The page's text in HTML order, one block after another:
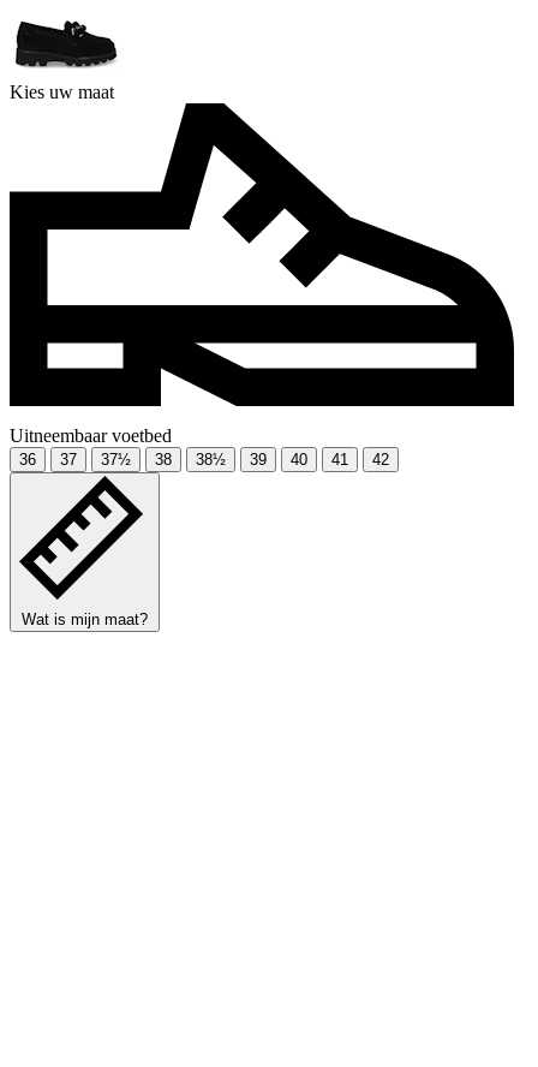
Kies uw maat
Uitneembaar voetbed
36 37 37½ 38 38½ 39 40 41 42
Wat is mijn maat?